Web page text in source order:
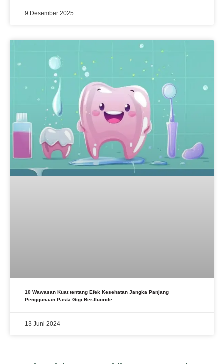
9 Desember 2025
10 Wawasan Kuat tentang Efek Kesehatan Jangka Panjang
Penggunaan Pasta Gigi Ber-fluoride
13 Juni 2024